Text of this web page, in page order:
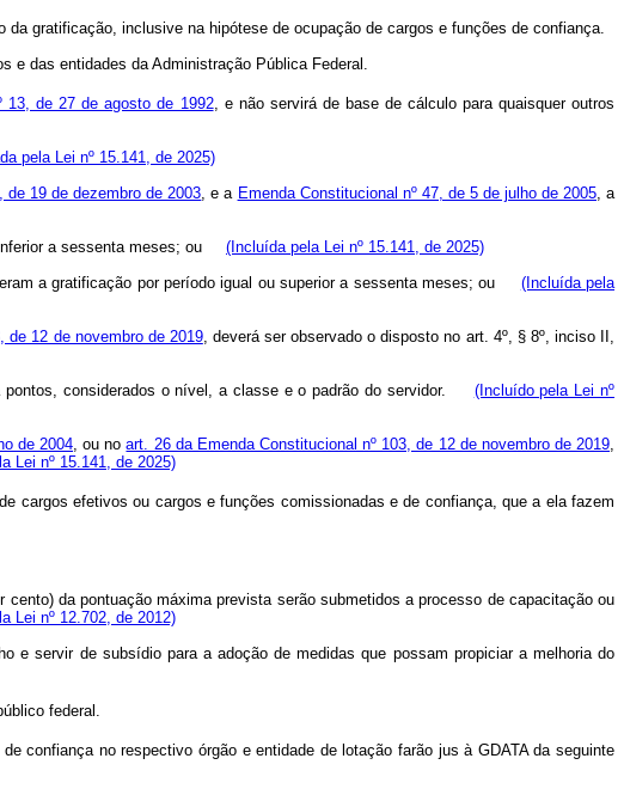
gratificação, inclusive na hipótese de ocupação de cargos e funções de confiança.
e das entidades da Administração Pública Federal.
13, de 27 de agosto de 1992, e não servirá de base de cálculo para quaisquer outros
pela Lei nº 15.141, de 2025)
de 19 de dezembro de 2003, e a Emenda Constitucional nº 47, de 5 de julho de 2005, a
inferior a sessenta meses; ou (Incluída pela Lei nº 15.141, de 2025)
a gratificação por período igual ou superior a sessenta meses; ou (Incluída pela
de 12 de novembro de 2019, deverá ser observado o disposto no art. 4º, § 8º, inciso II,
pontos, considerados o nível, a classe e o padrão do servidor. (Incluído pela Lei nº
de 2004, ou noart. 26 da Emenda Constitucional nº 103, de 12 de novembro de 2019,
Lei nº 15.141, de 2025)
cargos efetivos ou cargos e funções comissionadas e de confiança, que a ela fazem
da pontuação máxima prevista serão submetidos a processo de capacitação ou
Lei nº 12.702, de 2012)
e servir de subsídio para a adoção de medidas que possam propiciar a melhoria do
federal.
confiança no respectivo órgão e entidade de lotação farão jus à GDATA da seguinte